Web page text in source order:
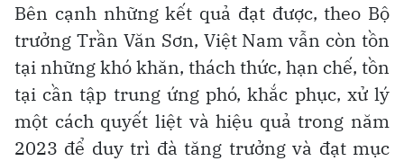
Bên cạnh những kết quả đạt được, theo Bộ
trưởng Trần Văn Sơn, Việt Nam vẫn còn tồn
tại những khó khăn, thách thức, hạn chế, tồn
tại cần tập trung ứng phó, khắc phục, xử lý
một cách quyết liệt và hiệu quả trong năm
2023 để duy trì đà tăng trưởng và đạt mục